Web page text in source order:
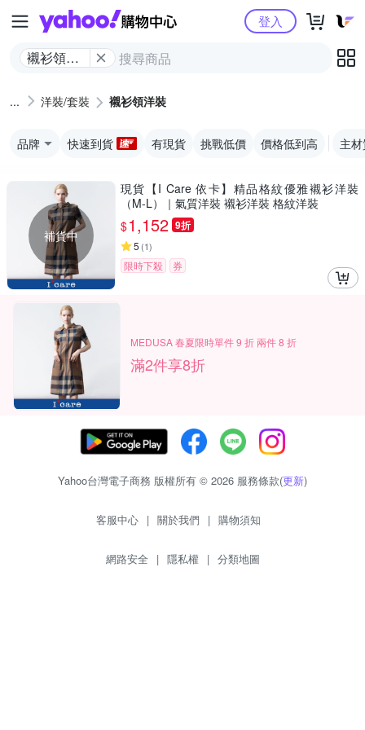
Yahoo購物中心
襯衫領洋
登入
洋裝/套裝 襯衫領洋裝
品牌 快速到貨 有現貨 挑戰低價 價格低到高 主
補貨中
現貨【I Care 依卡】精品格紋優雅襯衫洋裝
（M-L）｜氣質洋裝 襯衫洋裝 格紋洋裝
$1,152 9折
5 (1)
限時下殺 券
MEDUSA 春夏限時單件 9 折 兩件 8 折
滿2件享8折
Yahoo台灣電子商務 版權所有 © 2026 服務條款(更新)
客服中心 | 關於我們 | 購物須知
網路安全 | 隱私權 | 分類地圖